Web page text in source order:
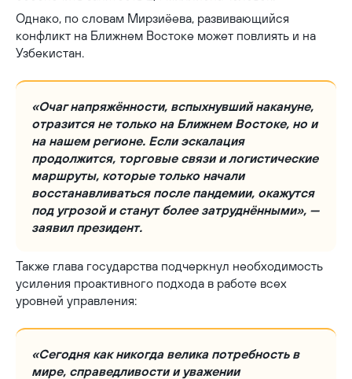
Однако, по словам Мирзиёева, развивающийся
конфликт на Ближнем Востоке может повлиять и на
Узбекистан.
«Очаг напряжённости, вспыхнувший накануне,
отразится не только на Ближнем Востоке, но и
на нашем регионе. Если эскалация
продолжится, торговые связи и логистические
маршруты, которые только начали
восстанавливаться после пандемии, окажутся
под угрозой и станут более затруднёнными», —
заявил президент.
Также глава государства подчеркнул необходимость
усиления проактивного подхода в работе всех
уровней управления:
«Сегодня как никогда велика потребность в
мире, справедливости и уважении